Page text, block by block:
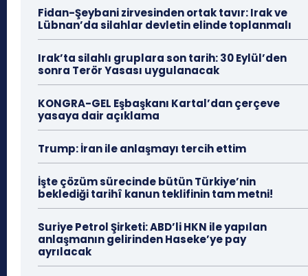
Fidan-Şeybani zirvesinden ortak tavır: Irak ve
Lübnan’da silahlar devletin elinde toplanmalı
Irak’ta silahlı gruplara son tarih: 30 Eylül’den
sonra Terör Yasası uygulanacak
KONGRA-GEL Eşbaşkanı Kartal’dan çerçeve
yasaya dair açıklama
Trump: İran ile anlaşmayı tercih ettim
İşte çözüm sürecinde bütün Türkiye’nin
beklediği tarihî kanun teklifinin tam metni!
Suriye Petrol Şirketi: ABD’li HKN ile yapılan
anlaşmanın gelirinden Haseke’ye pay
ayrılacak